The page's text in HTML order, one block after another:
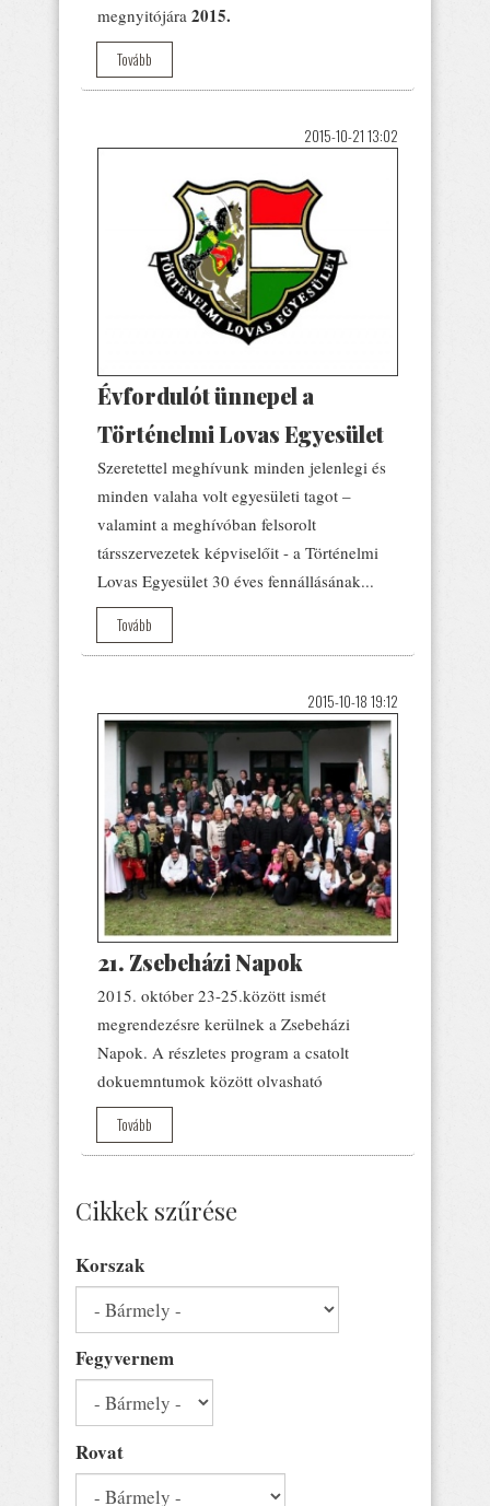
megnyitójára 2015.
Tovább
2015-10-21 13:02
Évfordulót ünnepel a
Történelmi Lovas Egyesület
Szeretettel meghívunk minden jelenlegi és
minden valaha volt egyesületi tagot –
valamint a meghívóban felsorolt
társszervezetek képviselőit - a Történelmi
Lovas Egyesület 30 éves fennállásának...
Tovább
2015-10-18 19:12
21. Zsebeházi Napok
2015. október 23-25.között ismét
megrendezésre kerülnek a Zsebeházi
Napok. A részletes program a csatolt
dokuemntumok között olvasható
Tovább
Cikkek szűrése
Korszak
Fegyvernem
Rovat